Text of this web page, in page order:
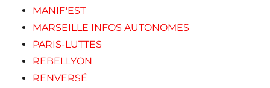
MANIF'EST
MARSEILLE INFOS AUTONOMES
PARIS-LUTTES
REBELLYON
RENVERSÉ